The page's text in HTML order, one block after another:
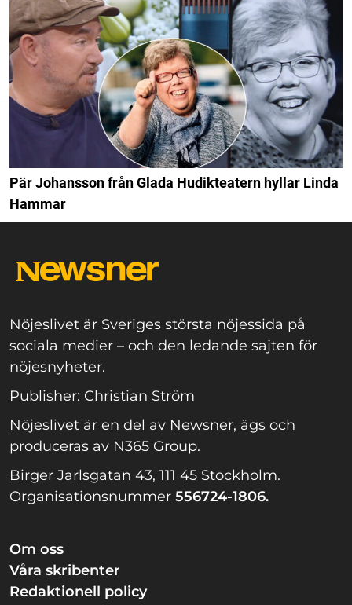
Pär Johansson från Glada Hudikteatern hyllar Linda
Hammar
Nöjeslivet är Sveriges största nöjessida på
sociala medier – och den ledande sajten för
nöjesnyheter.
Publisher: Christian Ström
Nöjeslivet är en del av Newsner, ägs och
produceras av N365 Group.
Birger Jarlsgatan 43, 111 45 Stockholm.
Organisationsnummer 556724-1806.
Om oss
Våra skribenter
Redaktionell policy